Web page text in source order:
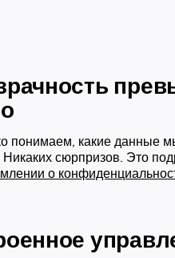
понимаем, какие данные
Никаких сюрпризов. Это
о